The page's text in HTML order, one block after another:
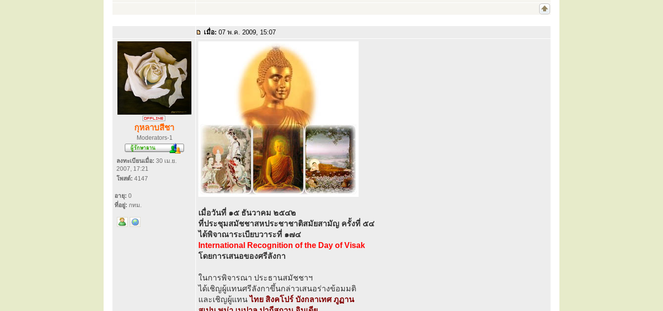
เมื่อ: 07 พ.ค. 2009, 15:07
กุหลาบสีชา
Moderators-1
ลงทะเบียนเมื่อ: 30 เม.ย.
2007, 17:21
โพสต์: 4147
อายุ: 0
ที่อยู่: กทม.
เมื่อวันที่ ๑๕ ธันวาคม ๒๕๔๒
ที่ประชุมสมัชชาสหประชาชาติสมัยสามัญ ครั้งที่ ๕๔
ได้พิจาณาระเบียบวาระที่ ๑๗๔
International Recognition of the Day of Visak
โดยการเสนอของศรีลังกา
ในการพิจารณา ประธานสมัชชาฯ
ได้เชิญผู้แทนศรีลังกาขึ้นกล่าวเสนอร่างข้อมมติ
และเชิญผู้แทนไทย สิงคโปร์ บังกลาเทศ ภูฏาน